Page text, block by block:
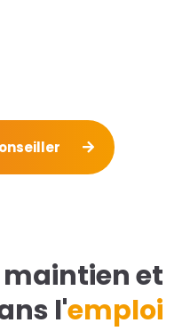
maintien et
l'emploi